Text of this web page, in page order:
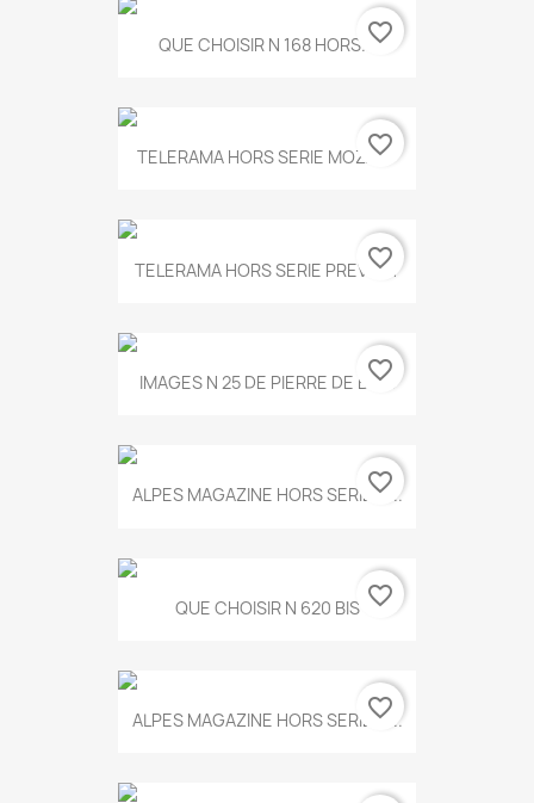
QUE CHOISIR N 168 HORS...favorite_border
TELERAMA HORS SERIE MOZART
favorite_border
TELERAMA HORS SERIE PREVERT
favorite_border
IMAGES N 25 DE PIERRE DE BOIS
favorite_border
ALPES MAGAZINE HORS SERIE N...
favorite_border
QUE CHOISIR N 620 BIS favorite_border
ALPES MAGAZINE HORS SERIE N...
favorite_border